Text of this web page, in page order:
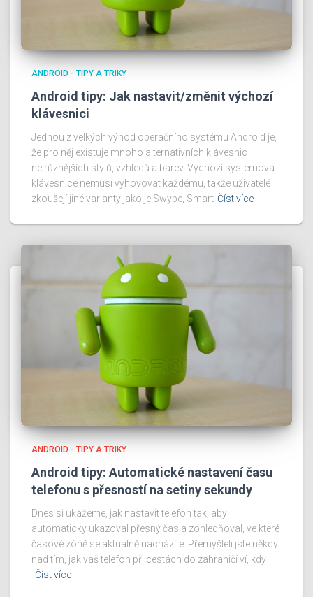
ANDROID - TIPY A TRIKY
Android tipy: Jak nastavit/změnit výchozí
klávesnici
Jednou z velkých výhod operačního systému Android je,
že pro něj existuje mnoho alternativních klávesnic
nejrůznějších stylů, vzhledů a barev. Výchozí systémová
klávesnice nemusí vyhovovat každému, takže uživatelé
zkoušejí jiné varianty jako je Swype, Smart Číst více
ANDROID - TIPY A TRIKY
Android tipy: Automatické nastavení času
telefonu s přesností na setiny sekundy
Dnes si ukážeme, jak nastavit telefon tak, aby
automaticky ukazoval přesný čas a zohledňoval, ve které
časové zóně se aktuálně nacházíte. Přemýšleli jste někdy
nad tím, jak váš telefon při cestách do zahraničí ví, kdy
Číst více